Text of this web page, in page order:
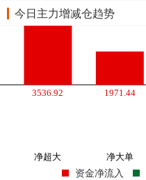
今日主力增减仓趋势
资金净流入